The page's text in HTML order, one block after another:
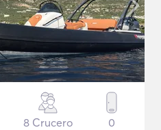
8 Crucero 0